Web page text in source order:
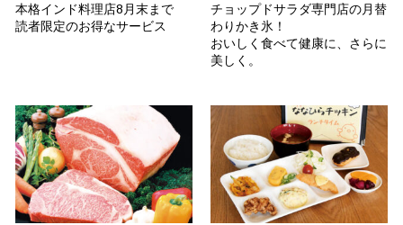
本格インド料理店8月末まで
読者限定のお得なサービス
チョップドサラダ専門店の月替
わりかき氷！
おいしく食べて健康に、さらに
美しく。